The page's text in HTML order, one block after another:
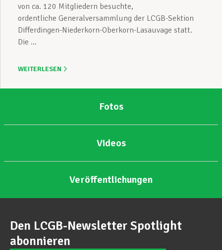
von ca. 120 Mitgliedern besuchte,
ordentliche Generalversammlung der LCGB-Sektion
Differdingen-Niederkorn-Oberkorn-Lasauvage statt.
Die ...
WEITERLESEN
Fotos
Videos
Veröffentlichungen
Den LCGB-Newsletter Spotlight
abonnieren